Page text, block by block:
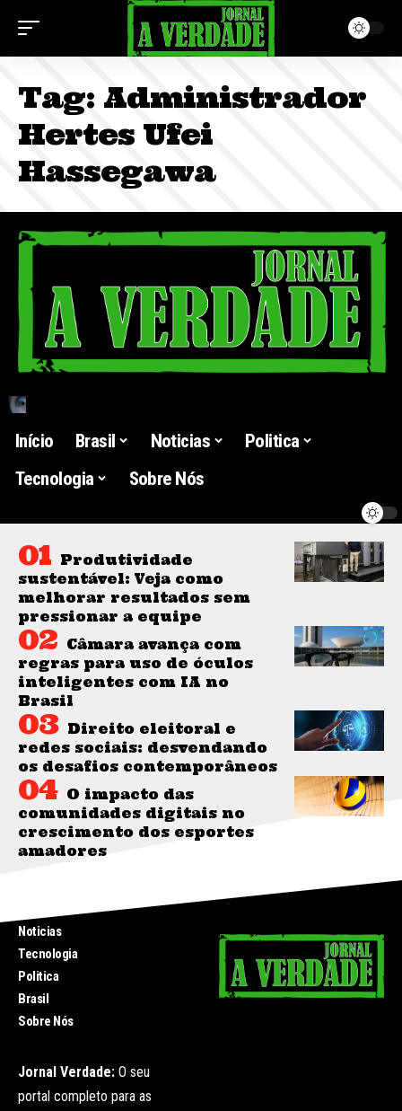
Tag: Administrador
Hertes Ufei
Hassegawa
Início Brasil Noticias
Politica
Tecnologia
Sobre Nós
Produtividade
sustentável: Veja como
melhorar resultados sem
pressionar a equipe
Câmara avança com
regras para uso de óculos
inteligentes com IA no
Brasil
Direito eleitoral e
redes sociais: desvendando
os desafios contemporâneos
O impacto das
comunidades digitais no
crescimento dos esportes
amadores
Noticias
Tecnologia
Politica
Brasil
Sobre Nós
Jornal Verdade: O seu
portal completo para as